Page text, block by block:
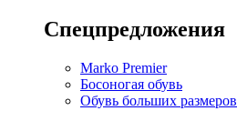
Спецпредложения
Marko Premier
Босоногая обувь
Обувь больших размеров